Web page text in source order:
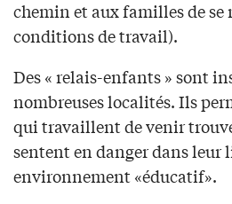
chemin et aux familles de se
conditions de travail).
Des « relais-enfants » sont
nombreuses localités. Ils
qui travaillent de venir
sentent en danger dans leur
environnement «éducatif».